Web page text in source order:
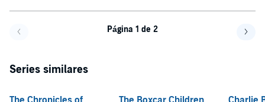
Página 1 de 2
Series similares